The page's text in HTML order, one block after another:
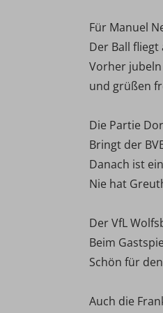
Für Manuel
Der Ball fliegt
Vorher
und grüßen
Die Partie
Bringt der
Danach ist
Nie hat
Der VfL
Beim
Schön für
Auch die